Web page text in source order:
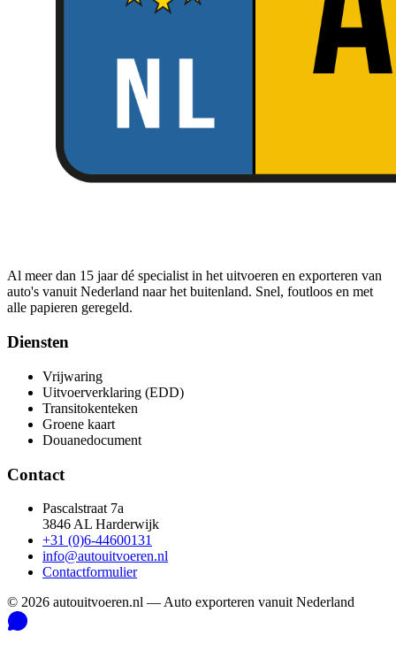
Al meer dan 15 jaar dé specialist in het uitvoeren en exporteren van
auto's vanuit Nederland naar het buitenland. Snel, foutloos en met
alle papieren geregeld.
Diensten
Vrijwaring
Uitvoerverklaring (EDD)
Transitokenteken
Groene kaart
Douanedocument
Contact
Pascalstraat 7a
3846 AL Harderwijk
+31 (0)6-44600131
info@autouitvoeren.nl
Contactformulier
© 2026 autouitvoeren.nl — Auto exporteren vanuit Nederland